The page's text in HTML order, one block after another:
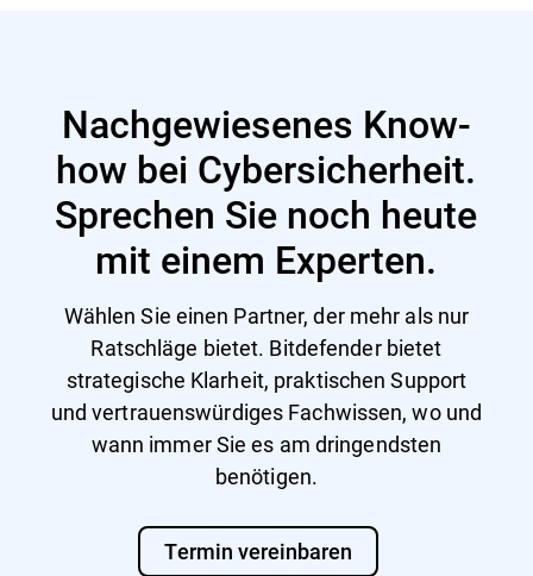
Nachgewiesenes Know-
how bei Cybersicherheit.
Sprechen Sie noch heute
mit einem Experten.
Wählen Sie einen Partner, der mehr als nur
Ratschläge bietet. Bitdefender bietet
strategische Klarheit, praktischen Support
und vertrauenswürdiges Fachwissen, wo und
wann immer Sie es am dringendsten
benötigen.
Termin vereinbaren